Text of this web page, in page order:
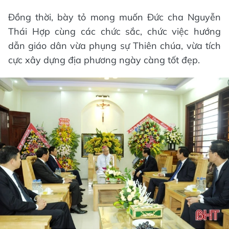
Đồng thời, bày tỏ mong muốn Đức cha Nguyễn
Thái Hợp cùng các chức sắc, chức việc hướng
dẫn giáo dân vừa phụng sự Thiên chúa, vừa tích
cực xây dựng địa phương ngày càng tốt đẹp.